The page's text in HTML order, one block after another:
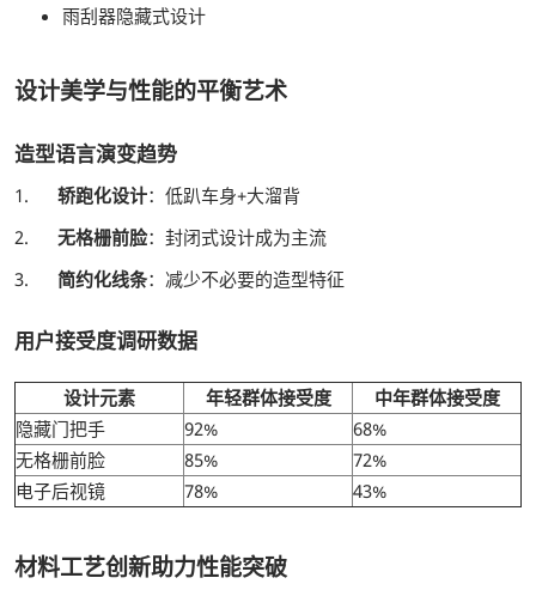
雨刮器隐藏式设计
设计美学与性能的平衡艺术
造型语言演变趋势
1. 轿跑化设计：低趴车身+大溜背
2. 无格栅前脸：封闭式设计成为主流
3. 简约化线条：减少不必要的造型特征
用户接受度调研数据
设计元素 年轻群体接受度
中年群体接受度
隐藏门把手
92%
68%
无格栅前脸
85%
72%
电子后视镜
78% 43%
材料工艺创新助力性能突破